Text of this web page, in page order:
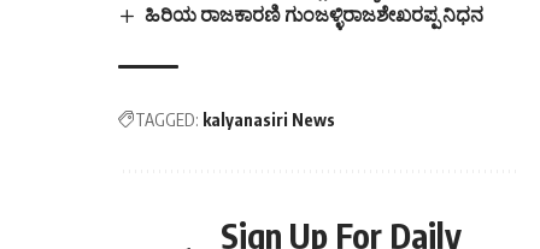
ಹಿರಿಯ ರಾಜಕಾರಣಿ ಗುಂಜಳ್ಳಿರಾಜಶೇಖರಪ್ಪ ನಿಧನ
TAGGED: kalyanasiri News
Sign Up For Daily